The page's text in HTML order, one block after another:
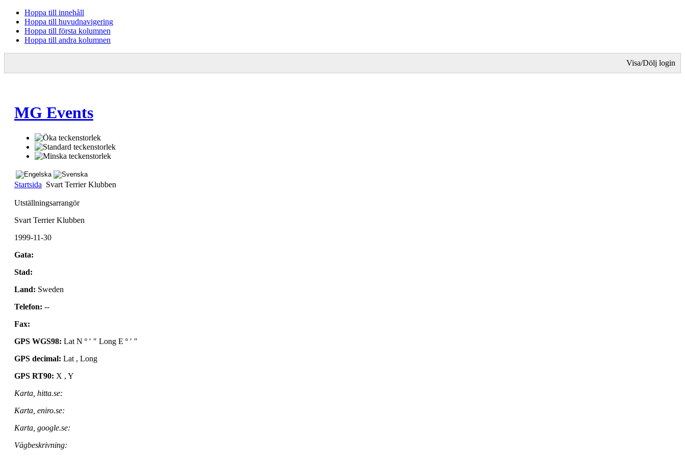
Hoppa till innehåll
Hoppa till huvudnavigering
Hoppa till första kolumnen
Hoppa till andra kolumnen
Visa/Dölj login
MG Events
Startsida Svart Terrier Klubben
Utställningsarrangör
Svart Terrier Klubben
1999-11-30
Gata:
Stad:
Land: Sweden
Telefon: --
Fax:
GPS WGS98: Lat N º ′ ″ Long E º ′ ″
GPS decimal: Lat , Long
GPS RT90: X , Y
Karta, hitta.se:
Karta, eniro.se:
Karta, google.se:
Vägbeskrivning: